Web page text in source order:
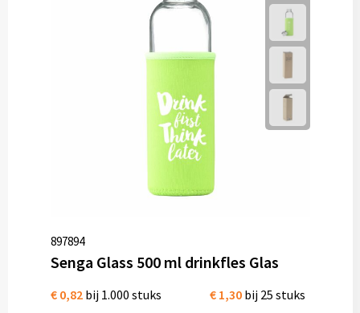
Fullcolour mokken bedrukken
Kop en schotels
Krijtmokken
897894
Senga Glass 500 ml drinkfles Glas
€ 0,82 bij 1.000 stuks € 1,30 bij 25 stuks